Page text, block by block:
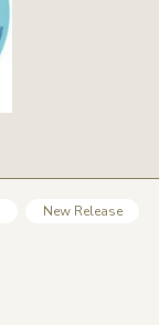
New Release